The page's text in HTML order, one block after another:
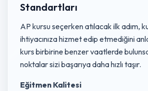
Standartları
AP kursu seçerken atılacak ilk adım,
ihtiyacınıza hizmet edip etmediğini
kurs birbirine benzer vaatlerde
noktalar sizi başarıya daha hızlı taşır.
Eğitmen Kalitesi